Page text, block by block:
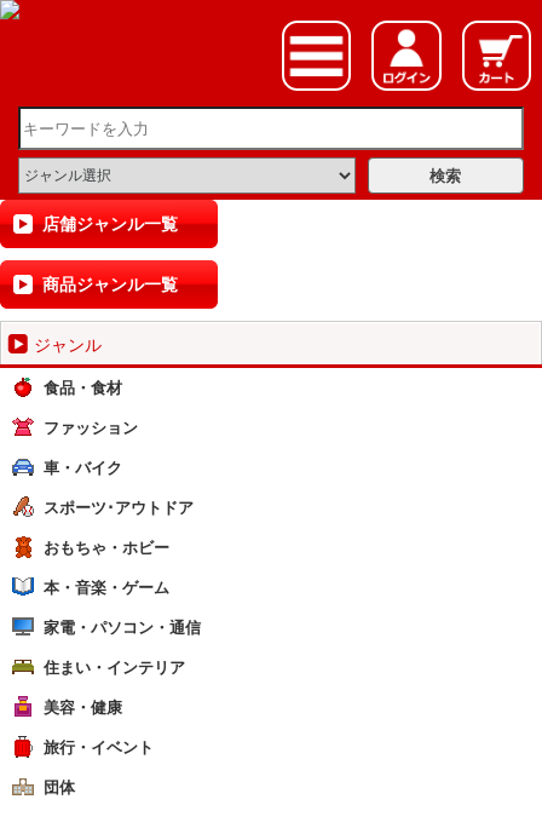
店舗ジャンル一覧
商品ジャンル一覧
ジャンル
食品・食材
ファッション
車・バイク
スポーツ･アウトドア
おもちゃ・ホビー
本・音楽・ゲーム
家電・パソコン・通信
住まい・インテリア
美容・健康
旅行・イベント
団体